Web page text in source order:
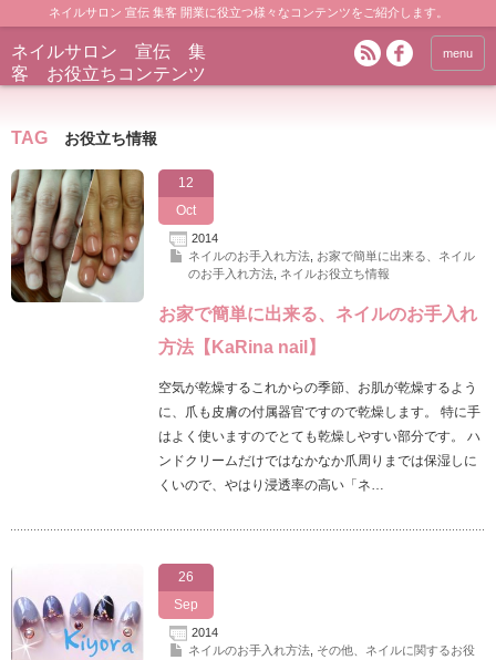
ネイルサロン 宣伝 集客 開業に役立つ様々なコンテンツをご紹介します。
ネイルサロン 宣伝 集
客 お役立ちコンテンツ
menu
TAG お役立ち情報
12
Oct
2014
ネイルのお手入れ方法, お家で簡単に出来る、ネイル
のお手入れ方法, ネイルお役立ち情報
お家で簡単に出来る、ネイルのお手入れ
方法【KaRina nail】
空気が乾燥するこれからの季節、お肌が乾燥するよう
に、爪も皮膚の付属器官ですので乾燥します。 特に手
はよく使いますのでとても乾燥しやすい部分です。 ハ
ンドクリームだけではなかなか爪周りまでは保湿しに
くいので、やはり浸透率の高い「ネ…
26
Sep
2014
ネイルのお手入れ方法, その他、ネイルに関するお役